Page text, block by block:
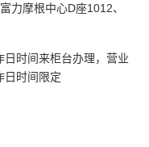
力摩根中心D座1012、
时间来柜台办理，营业
日时间限定